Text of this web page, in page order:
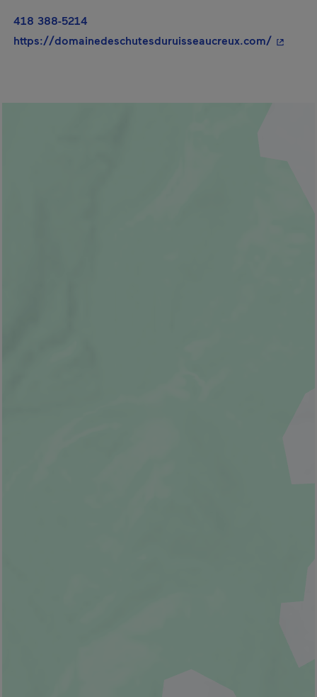
418 388-5214
https://domainedeschutesduruisseaucreux.com/- Cet